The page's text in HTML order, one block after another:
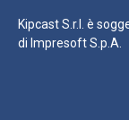
Kipcast S.r.l. è
di Impresoft S.p.A.